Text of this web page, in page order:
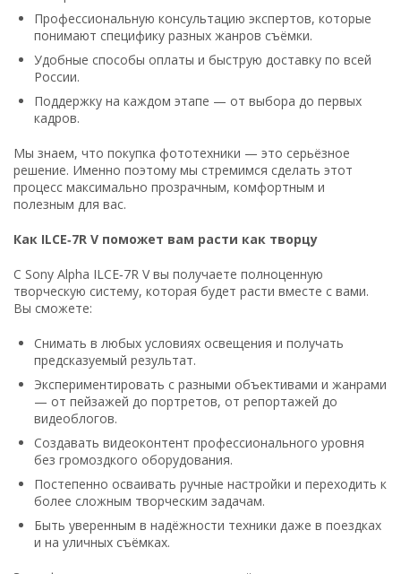
Профессиональную консультацию экспертов, которые
понимают специфику разных жанров съёмки.
Удобные способы оплаты и быструю доставку по всей
России.
Поддержку на каждом этапе — от выбора до первых
кадров.
Мы знаем, что покупка фототехники — это серьёзное
решение. Именно поэтому мы стремимся сделать этот
процесс максимально прозрачным, комфортным и
полезным для вас.
Как ILCE‑7R V поможет вам расти как творцу
С Sony Alpha ILCE‑7R V вы получаете полноценную
творческую систему, которая будет расти вместе с вами.
Вы сможете:
Снимать в любых условиях освещения и получать
предсказуемый результат.
Экспериментировать с разными объективами и жанрами
— от пейзажей до портретов, от репортажей до
видеоблогов.
Создавать видеоконтент профессионального уровня
без громоздкого оборудования.
Постепенно осваивать ручные настройки и переходить к
более сложным творческим задачам.
Быть уверенным в надёжности техники даже в поездках
и на уличных съёмках.